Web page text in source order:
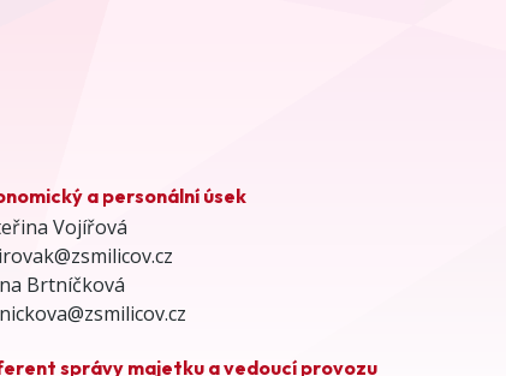
a personální úsek
Vojířová
Brtníčková
správy majetku a vedoucí provozu